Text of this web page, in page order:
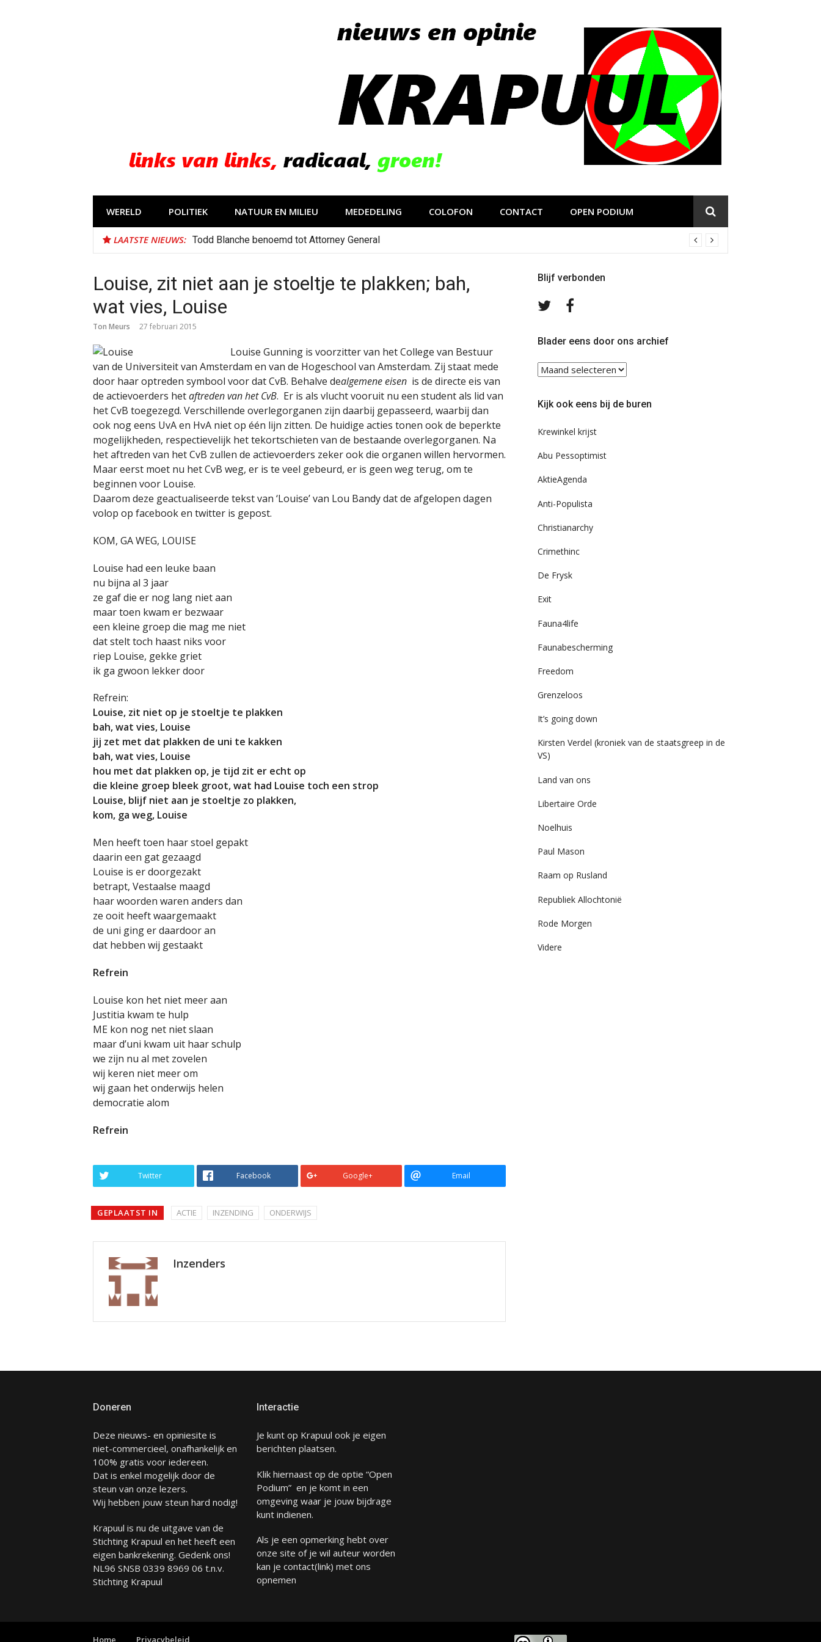
WERELD POLITIEK NATUUR EN MILIEU MEDEDELING COLOFON CONTACT OPEN PODIUM
LAATSTE NIEUWS: Todd Blanche benoemd tot Attorney General
Louise, zit niet aan je stoeltje te plakken; bah,
wat vies, Louise
Ton Meurs 27 februari 2015
Louise Gunning is voorzitter van het College van Bestuur
van de Universiteit van Amsterdam en van de Hogeschool van Amsterdam. Zij staat mede
door haar optreden symbool voor dat CvB. Behalve dealgemene eisen is de directe eis van
de actievoerders hetaftreden van het CvB. Er is als vlucht vooruit nu een student als lid van
het CvB toegezegd. Verschillende overlegorganen zijn daarbij gepasseerd, waarbij dan
ook nog eens UvA en HvA niet op één lijn zitten. De huidige acties tonen ook de beperkte
mogelijkheden, respectievelijk het tekortschieten van de bestaande overlegorganen. Na
het aftreden van het CvB zullen de actievoerders zeker ook die organen willen hervormen.
Maar eerst moet nu het CvB weg, er is te veel gebeurd, er is geen weg terug, om te
beginnen voor Louise.
Daarom deze geactualiseerde tekst van ‘Louise’ van Lou Bandy dat de afgelopen dagen
volop op facebook en twitter is gepost.
KOM, GA WEG, LOUISE
Louise had een leuke baan
nu bijna al 3 jaar
ze gaf die er nog lang niet aan
maar toen kwam er bezwaar
een kleine groep die mag me niet
dat stelt toch haast niks voor
riep Louise, gekke griet
ik ga gwoon lekker door
Refrein:
Louise, zit niet op je stoeltje te plakken
bah, wat vies, Louise
jij zet met dat plakken de uni te kakken
bah, wat vies, Louise
hou met dat plakken op, je tijd zit er echt op
die kleine groep bleek groot, wat had Louise toch een strop
Louise, blijf niet aan je stoeltje zo plakken,
kom, ga weg, Louise
Men heeft toen haar stoel gepakt
daarin een gat gezaagd
Louise is er doorgezakt
betrapt, Vestaalse maagd
haar woorden waren anders dan
ze ooit heeft waargemaakt
de uni ging er daardoor an
dat hebben wij gestaakt
Refrein
Louise kon het niet meer aan
Justitia kwam te hulp
ME kon nog net niet slaan
maar d’uni kwam uit haar schulp
we zijn nu al met zovelen
wij keren niet meer om
wij gaan het onderwijs helen
democratie alom
Refrein
Twitter Facebook Google+ Email
GEPLAATST IN ACTIE INZENDING ONDERWIJS
Inzenders
Blijf verbonden
Volg
TwitterFacebook
Blader eens door ons archief
Blader
eens
ons
Kijk ook eens bij de buren
Krewinkel krijst
Abu Pessoptimist
AktieAgenda
Anti-Populista
Christianarchy
Crimethinc
De Frysk
Exit
Fauna4life
Faunabescherming
Freedom
Grenzeloos
It’s going down
Kirsten Verdel (kroniek van de staatsgreep in de
VS)
Land van ons
Libertaire Orde
Noelhuis
Paul Mason
Raam op Rusland
Republiek Allochtonië
Rode Morgen
Videre
Doneren
Deze nieuws- en opiniesite is
niet-commercieel, onafhankelijk en
100% gratis voor iedereen.
Dat is enkel mogelijk door de
steun van onze lezers.
Wij hebben jouw steun hard nodig!
Krapuul is nu de uitgave van de
Stichting Krapuul en het heeft een
eigen bankrekening. Gedenk ons!
NL96 SNSB 0339 8969 06 t.n.v.
Stichting Krapuul
Interactie
Je kunt op Krapuul ook je eigen
berichten plaatsen.
Klik hiernaast op de optie “Open
Podium” en je komt in een
omgeving waar je jouw bijdrage
kunt indienen.
Als je een opmerking hebt over
onze site of je wil auteur worden
kan je contact(link) met ons
opnemen
Home Privacybeleid